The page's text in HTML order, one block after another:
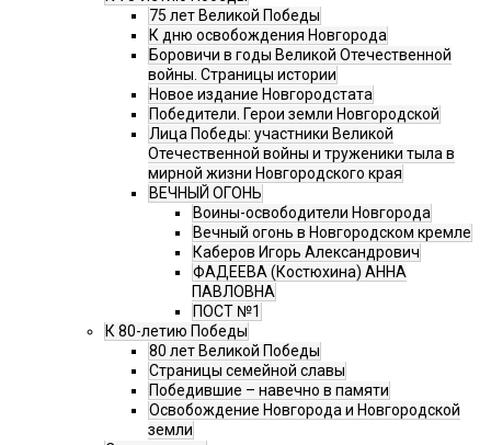
75 лет Великой Победы
К дню освобождения Новгорода
Боровичи в годы Великой Отечественной
войны. Страницы истории
Новое издание Новгородстата
Победители. Герои земли Новгородской
Лица Победы: участники Великой
Отечественной войны и труженики тыла в
мирной жизни Новгородского края
ВЕЧНЫЙ ОГОНЬ
Воины-освободители Новгорода
Вечный огонь в Новгородском кремле
Каберов Игорь Александрович
ФАДЕЕВА (Костюхина) АННА
ПАВЛОВНА
ПОСТ №1
К 80-летию Победы
80 лет Великой Победы
Страницы семейной славы
Победившие – навечно в памяти
Освобождение Новгорода и Новгородской
земли